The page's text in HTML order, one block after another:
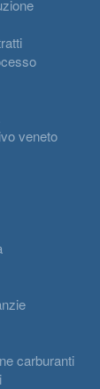
veneto
carburanti